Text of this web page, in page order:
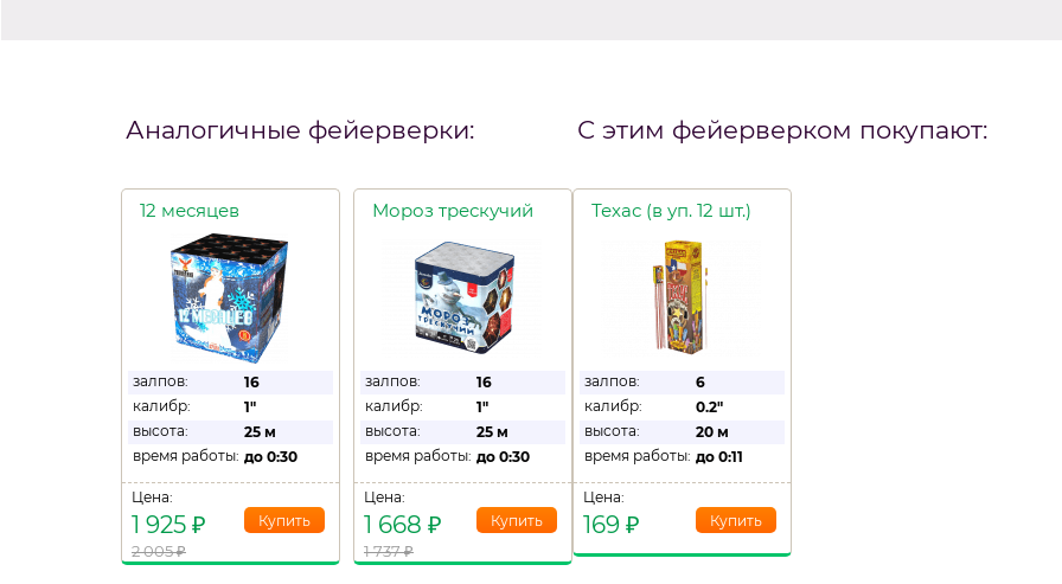
Аналогичные фейерверки:
12 месяцев
залпов:
16
калибр:
1"
высота:
25 м
время работы: до 0:30
Цена:
1 925 ₽
2 005₽
Мороз трескучий
залпов:
16
калибр:
1"
высота:
25 м
время работы: до 0:30
Цена:
1 668 ₽
1 737₽
С этим фейерверком покупают:
Техас (в уп. 12 шт.)
залпов:
6
калибр:
0.2"
высота:
20 м
время работы: до 0:11
Цена:
169 ₽